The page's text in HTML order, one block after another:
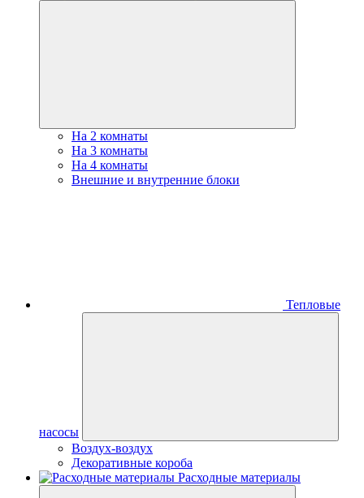
На 2 комнаты
На 3 комнаты
На 4 комнаты
Внешние и внутренние блоки
Тепловые
насосы
Воздух-воздух
Декоративные короба
Расходные материалы